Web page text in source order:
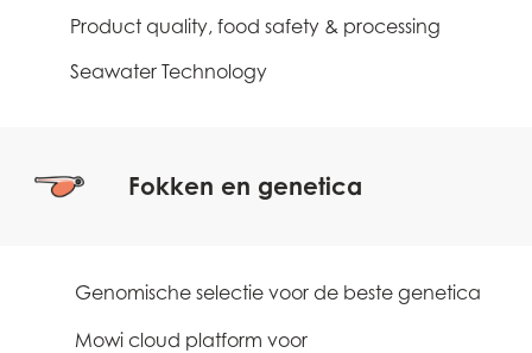
Product quality, food safety & processing
Seawater Technology
Fokken en genetica
Genomische selectie voor de beste genetica
Mowi cloud platform voor